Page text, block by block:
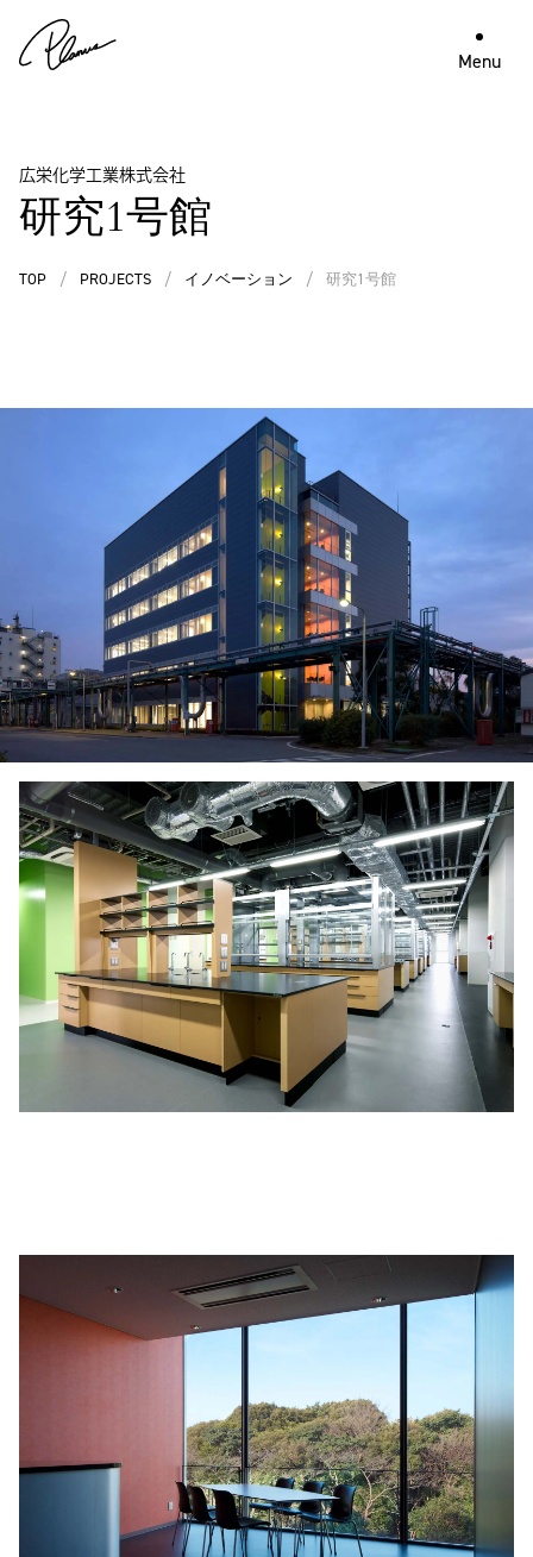
Menu
広栄化学工業株式会社
研究1号館
TOP / PROJECTS / イノベーション / 研究1号館